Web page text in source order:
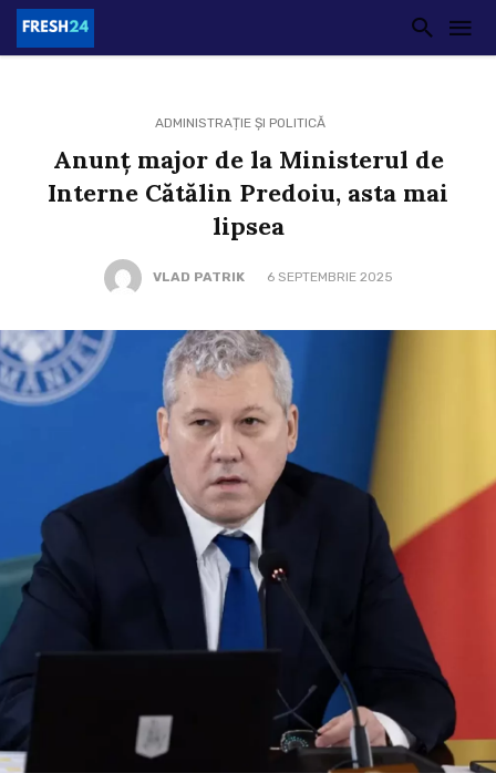
ADMINISTRAȚIE ȘI POLITICĂ
Anunț major de la Ministerul de
Interne Cătălin Predoiu, asta mai
lipsea
VLAD PATRIK 6 SEPTEMBRIE 2025